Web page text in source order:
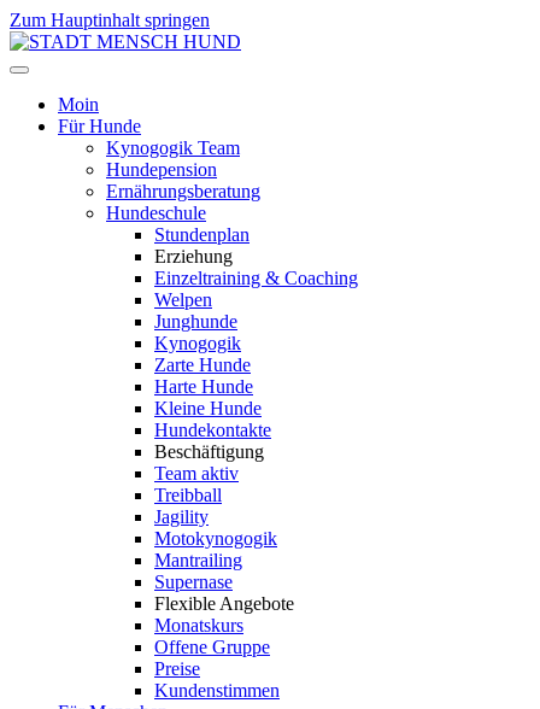
Zum Hauptinhalt springen
Moin
Für Hunde
Kynogogik Team
Hundepension
Ernährungsberatung
Hundeschule
Stundenplan
Erziehung
Einzeltraining & Coaching
Welpen
Junghunde
Kynogogik
Zarte Hunde
Harte Hunde
Kleine Hunde
Hundekontakte
Beschäftigung
Team aktiv
Treibball
Jagility
Motokynogogik
Mantrailing
Supernase
Flexible Angebote
Monatskurs
Offene Gruppe
Preise
Kundenstimmen